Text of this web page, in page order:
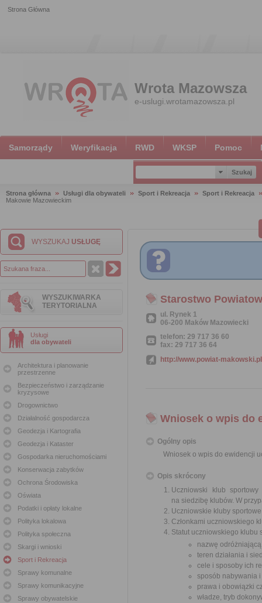
Strona Główna
Wrota Mazowsza
e-uslugi.wrotamazowsza.pl
Samorządy Weryfikacja RWD WKSP Pomoc
Strona główna Usługi dla obywateli Sport i Rekreacja
Sport i Rekreacja
Makowie Mazowieckim
WYSZUKAJ USŁUGĘ
WYSZUKIWARKA
TERYTORIALNA
Usługi
dla obywateli
Architektura i planowanie
przestrzenne
Bezpieczeństwo i zarządzanie
kryzysowe
Drogownictwo
Działalność gospodarcza
Geodezja i Kartografia
Geodezja i Kataster
Gospodarka nieruchomościami
Konserwacja zabytków
Ochrona Środowiska
Oświata
Podatki i opłaty lokalne
Polityka lokalowa
Polityka społeczna
Skargi i wnioski
Sport i Rekreacja
Sprawy komunalne
Sprawy komunikacyjne
Sprawy obywatelskie
Starostwo
ul. Rynek 1
06-200 Maków Mazowiecki
telefon: 29 717 36 60
fax: 29 717 36 64
http://www.powiat-makowski.pl
Wniosek o wpis do
Ogólny opis
Wniosek o wpis do ewidencji
Opis skrócony
Uczniowski klub
na siedzibę klubów. W
Uczniowskie kluby
Członkami uczniowskiego
Statut uczniowskiego klubu
nazwę
teren działania i
cele i sposoby ich
sposób nabywania i
prawa i obowiązki
władze, tryb